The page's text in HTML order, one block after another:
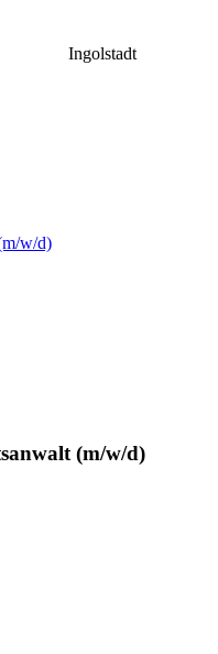
Ingolstadt
w/d)
(m/w/d)